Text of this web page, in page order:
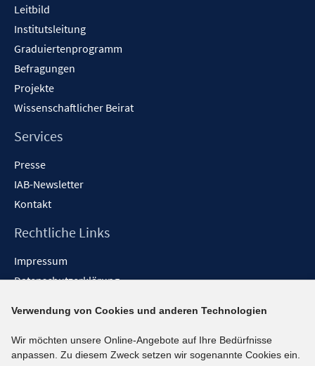
Leitbild
Institutsleitung
Graduiertenprogramm
Befragungen
Projekte
Wissenschaftlicher Beirat
Services
Presse
IAB-Newsletter
Kontakt
Rechtliche Links
Impressum
Datenschutzerklärung
Barrieren melden
Social-Media-Kanäle
Verwendung von Cookies und anderen Technologien
Wir möchten unsere Online-Angebote auf Ihre Bedürfnisse
anpassen. Zu diesem Zweck setzen wir sogenannte Cookies ein.